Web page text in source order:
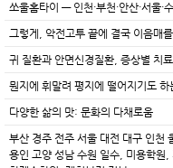
쏘울홈타이 — 인천·부천·안산·서울·
그렇게, 악전고투 끝에 결국 이음매를
귀 질환과 안면신경질환, 증상별 치
뭔지에 휘말려 평지에 떨어지기도 하
다양한 삶의 맛: 문화의 다채로움
부산 경주 전주 서울 대전 대구 인천
용인 고양 성남 수원 일수, 미용학원